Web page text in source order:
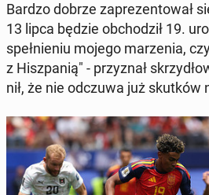
Bardzo dobrze za­pre­zen­to­wał
13 lipca będzie ob­cho­dził 19.
speł­nie­niu mojego ma­rze­nia,
z Hisz­pa­nią" - przy­znał
nił, że nie odczuwa już skutków